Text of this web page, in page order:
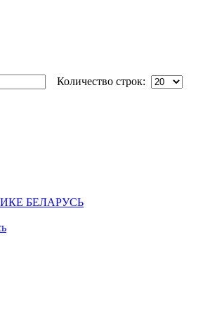
Количество строк:
БЕЛАРУСЬ